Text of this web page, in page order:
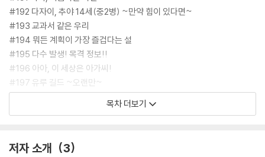
#192 다자이, 추야 14세(중2병) ~만약 힘이 있다면~
#193 교과서 같은 우리
#194 뭐든 계획이 가장 즐겁다는 설
#195 다수 발생! 목격 정보!!
#196 아아, 이 세상은 아가씨!
#197 유루 길드 ~오랜만~
#198 전편 내가 나를 놓으면
#199 후편 그래도 돌아올 거야, 조금이나마 멋지다면
목차 더보기
저자 소개 3